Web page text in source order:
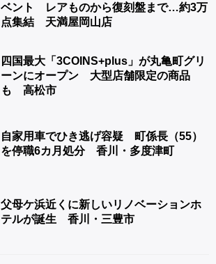
ベント レアものから復刻盤まで…約3万
点集結 天満屋岡山店
四国最大「3COINS+plus」が丸亀町グリ
ーンにオープン 大型店舗限定の商品
も 高松市
自家用車でひき逃げ容疑 町係長（55）
を停職6カ月処分 香川・多度津町
父母ケ浜近くに新しいリノベーションホ
テルが誕生 香川・三豊市